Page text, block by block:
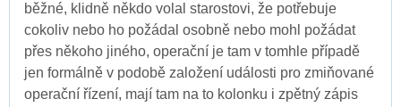
běžné, klidně někdo volal starostovi, že potřebuje
cokoliv nebo ho požádal osobně nebo mohl požádat
přes někoho jiného, operační je tam v tomhle případě
jen formálně v podobě založení události pro zmiňované
operační řízení, mají tam na to kolonku i zpětný zápis